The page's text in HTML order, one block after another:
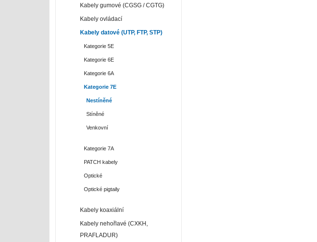
Kabely gumové (CGSG / CGTG)
Kabely ovládací
Kabely datové (UTP, FTP, STP)
Kategorie 5E
Kategorie 6E
Kategorie 6A
Kategorie 7E
Nestíněné
Stíněné
Venkovní
Kategorie 7A
PATCH kabely
Optické
Optické pigtaily
Kabely koaxiální
Kabely nehořlavé (CXKH,
PRAFLADUR)